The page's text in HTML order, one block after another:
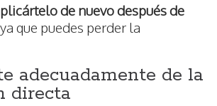
de nuevo después de
que puedes perder la
adecuadamente de la
directa